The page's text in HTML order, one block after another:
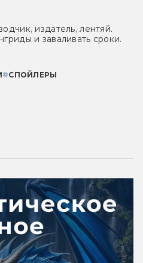
издатель, лентяй.
и заваливать сроки.
#СПОЙЛЕРЫ